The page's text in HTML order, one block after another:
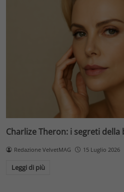
Charlize Theron: i segreti della
Redazione VelvetMAG 15 Luglio 2026
Leggi di più